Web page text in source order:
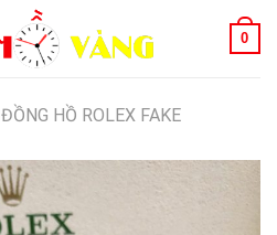
0
ĐỒNG HỒ ROLEX FAKE